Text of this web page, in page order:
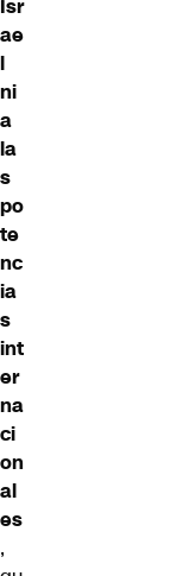
Isr
ae
l
ni
a
la
s
po
te
nc
ia
s
int
er
na
ci
on
al
es
,